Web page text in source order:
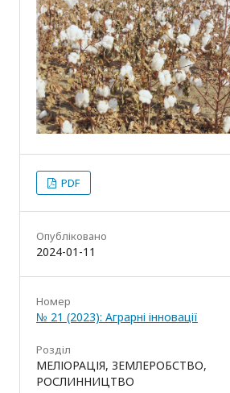
PDF
Опубліковано
2024-01-11
Номер
№ 21 (2023): Аграрні інновації
Розділ
МЕЛІОРАЦІЯ, ЗЕМЛЕРОБСТВО,
РОСЛИННИЦТВО